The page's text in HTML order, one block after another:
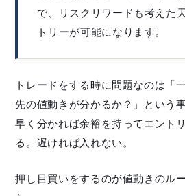
で、リスクリワードも考えた
トリーが可能になります。
トレードをする時に問題なのは「
先の値動きが分かるか？」という事
早く分かれば余裕を持ってエント
る。遅ければ入れない。
押し目買いをするのが値動きのル